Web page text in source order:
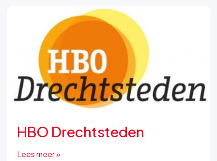
HBO Drechtsteden
Lees meer »